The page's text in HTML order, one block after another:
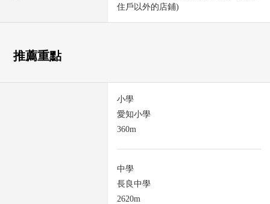
住戶以外的店鋪)
推薦重點
小學
愛知小學
360m
中學
長良中學
2620m